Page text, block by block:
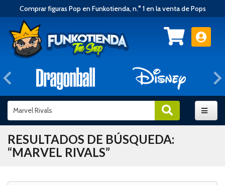
Comprar figuras Pop en Funkotienda, n.° 1 en la venta de Pops
Anterior
RESULTADOS DE BÚSQUEDA:
“MARVEL RIVALS”